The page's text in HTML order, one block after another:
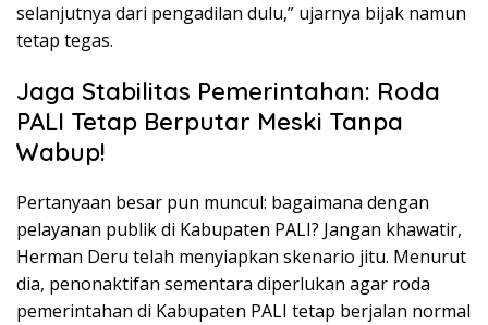
selanjutnya dari pengadilan dulu,” ujarnya bijak namun
tetap tegas.
Jaga Stabilitas Pemerintahan: Roda
PALI Tetap Berputar Meski Tanpa
Wabup!
Pertanyaan besar pun muncul: bagaimana dengan
pelayanan publik di Kabupaten PALI? Jangan khawatir,
Herman Deru telah menyiapkan skenario jitu. Menurut
dia, penonaktifan sementara diperlukan agar roda
pemerintahan di Kabupaten PALI tetap berjalan normal